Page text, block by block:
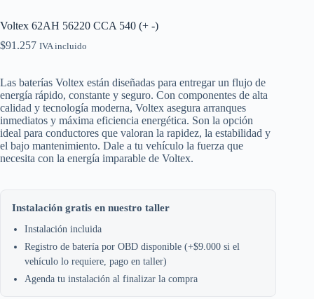
Voltex 62AH 56220 CCA 540 (+ -)
$91.257 IVA incluido
Las baterías Voltex están diseñadas para entregar un flujo de
energía rápido, constante y seguro. Con componentes de alta
calidad y tecnología moderna, Voltex asegura arranques
inmediatos y máxima eficiencia energética. Son la opción
ideal para conductores que valoran la rapidez, la estabilidad y
el bajo mantenimiento. Dale a tu vehículo la fuerza que
necesita con la energía imparable de Voltex.
Instalación gratis en nuestro taller
Instalación incluida
Registro de batería por OBD disponible (+$9.000 si el
vehículo lo requiere, pago en taller)
Agenda tu instalación al finalizar la compra